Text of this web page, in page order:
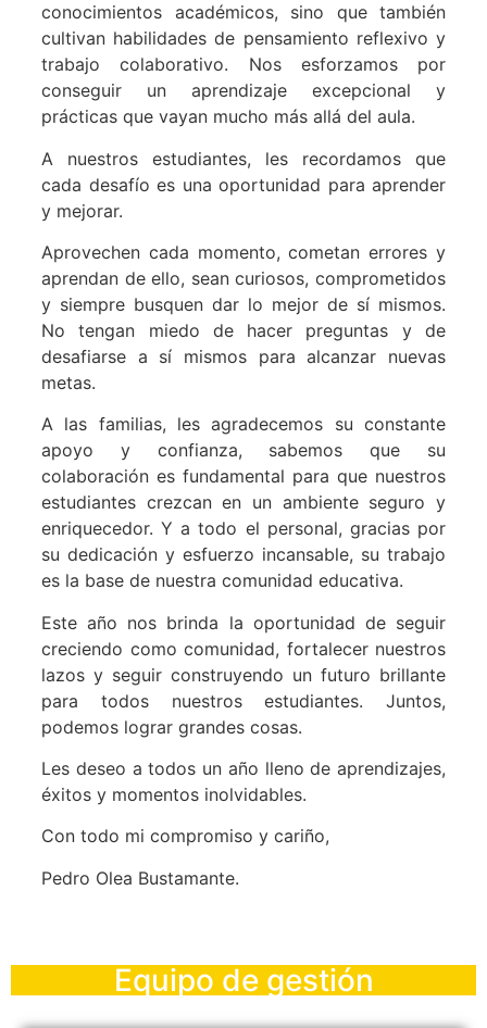
conocimientos académicos, sino que también
cultivan habilidades de pensamiento reflexivo y
trabajo colaborativo. Nos esforzamos por
conseguir un aprendizaje excepcional y
prácticas que vayan mucho más allá del aula.
A nuestros estudiantes, les recordamos que
cada desafío es una oportunidad para aprender
y mejorar.
Aprovechen cada momento, cometan errores y
aprendan de ello, sean curiosos, comprometidos
y siempre busquen dar lo mejor de sí mismos.
No tengan miedo de hacer preguntas y de
desafiarse a sí mismos para alcanzar nuevas
metas.
A las familias, les agradecemos su constante
apoyo y confianza, sabemos que su
colaboración es fundamental para que nuestros
estudiantes crezcan en un ambiente seguro y
enriquecedor. Y a todo el personal, gracias por
su dedicación y esfuerzo incansable, su trabajo
es la base de nuestra comunidad educativa.
Este año nos brinda la oportunidad de seguir
creciendo como comunidad, fortalecer nuestros
lazos y seguir construyendo un futuro brillante
para todos nuestros estudiantes. Juntos,
podemos lograr grandes cosas.
Les deseo a todos un año lleno de aprendizajes,
éxitos y momentos inolvidables.
Con todo mi compromiso y cariño,
Pedro Olea Bustamante.
Equipo de gestión